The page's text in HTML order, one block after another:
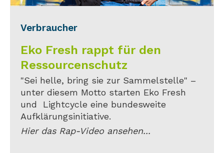
Verbraucher
Eko Fresh rappt für den
Ressourcenschutz
"Sei helle, bring sie zur Sammelstelle" –
unter diesem Motto starten Eko Fresh
und Lightcycle eine bundesweite
Aufklärungsinitiative.
Hier das Rap-Video ansehen...